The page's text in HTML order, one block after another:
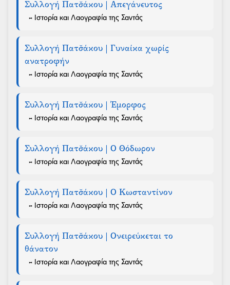
Συλλογή Πατσ̌άκου | Απεγάνευτος
- Ιστορία και Λαογραφία της Σαντάς
Συλλογή Πατσ̌άκου | Γυναίκα χωρίς
ανατροφήν
- Ιστορία και Λαογραφία της Σαντάς
Συλλογή Πατσ̌άκου | Έμορφος
- Ιστορία και Λαογραφία της Σαντάς
Συλλογή Πατσ̌άκου | Ο Θόδωρον
- Ιστορία και Λαογραφία της Σαντάς
Συλλογή Πατσ̌άκου | Ο Κωσταντίνον
- Ιστορία και Λαογραφία της Σαντάς
Συλλογή Πατσ̌άκου | Ονειρεύκεται το
θάνατον
- Ιστορία και Λαογραφία της Σαντάς